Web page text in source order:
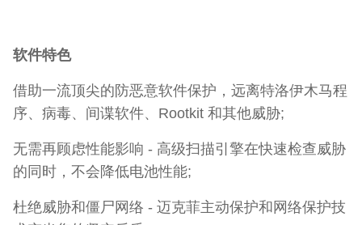
软件特色
借助一流顶尖的防恶意软件保护，远离特洛伊木马程
序、病毒、间谍软件、Rootkit 和其他威胁;
无需再顾虑性能影响 - 高级扫描引擎在快速检查威胁
的同时，不会降低电池性能;
杜绝威胁和僵尸网络 - 迈克菲主动保护和网络保护技